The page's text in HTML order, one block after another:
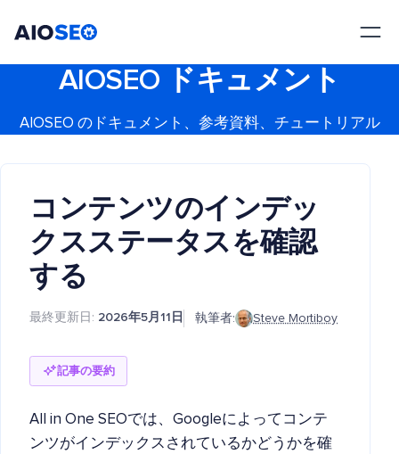
AIOSEO ドキュメント
AIOSEO のドキュメント、参考資料、チュートリアル
コンテンツのインデッ
クスステータスを確認
する
最終更新日: 2026年5月11日 執筆者: Steve Mortiboy
記事の要約
All in One SEOでは、Googleによってコンテ
ンツがインデックスされているかどうかを確